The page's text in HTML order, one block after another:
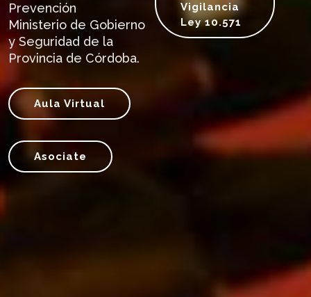
Prevención
Ministerio de Gobierno
y Seguridad de la
Provincia de Córdoba.
Aula Virtual
Asociate
Vigilancia
Ley 10.571